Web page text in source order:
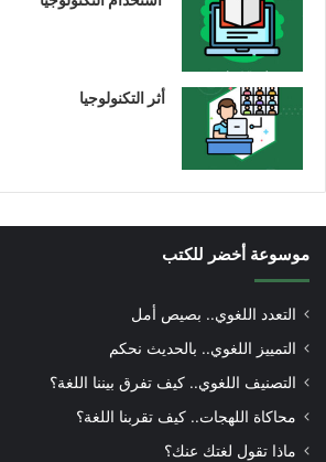
أثر التكنولوجيا
موسوعة أخضر للكتب
التعدد اللغوي.. بصيص أمل
التمييز اللغوي.. بالحديث نحكم
التصنيف اللغوي.. كيف تفرق بيننا اللغة؟
محاكاة اللهجات.. كيف تقربنا اللغة؟
ماذا تقول لغتك عنك؟